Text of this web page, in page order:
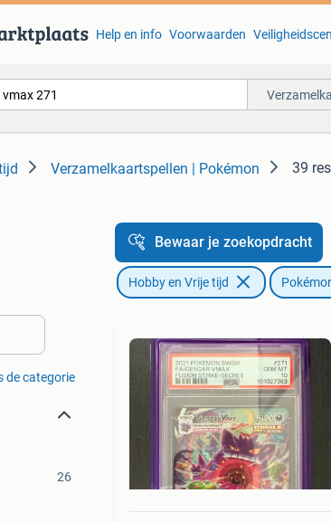
Help en info Voorwaarden
Verzamelkaartspellen | Pokémon 39
de categorie
26
Bewaar je zoekopdracht
Hobby en Vrije tijd